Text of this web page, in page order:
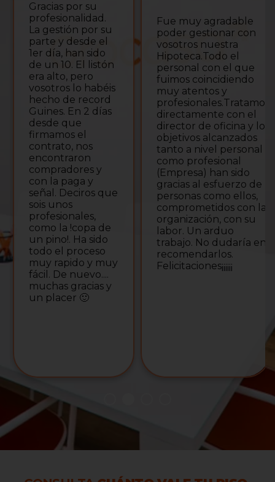
Gracias por su
profesionalidad.
La gestión por su
parte y desde el
1er día, han sido
de un 10. El listón
era alto, pero
vosotros lo habéis
hecho de record
Guines. En 2 días
desde que
firmamos el
contrato, nos
encontraron
compradores y
con la paga y
señal. Deciros que
sois unos
profesionales,
como la !copa de
un pino!. Ha sido
todo el proceso
muy rapido y muy
fácil. De nuevo....
muchas gracias y
un placer 🙂
Fue muy agradable
poder gestionar con
vosotros nuestra
Hipoteca.Todo el
personal con el que
fuimos coincidiendo
muy atentos y
profesionales.Tratamos
directamente con el
director de oficina y los
objetivos alcanzados
tanto a nivel personal
como profesional
(Empresa) han sido
gracias al esfuerzo de
personas como ellos,
comprometidos con la
organización, con su
labor. Un arduo
trabajo. No dudaría en
recomendarlos.
Felicitaciones¡¡¡¡¡¡